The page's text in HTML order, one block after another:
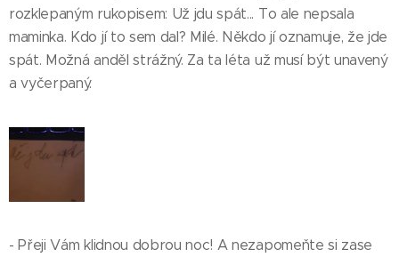
rozklepaným rukopisem: Už jdu spát... To ale nepsala
maminka. Kdo jí to sem dal? Milé. Někdo jí oznamuje, že jde
spát. Možná anděl strážný. Za ta léta už musí být unavený
a vyčerpaný.
- Přeji Vám klidnou dobrou noc! A nezapomeňte si zase